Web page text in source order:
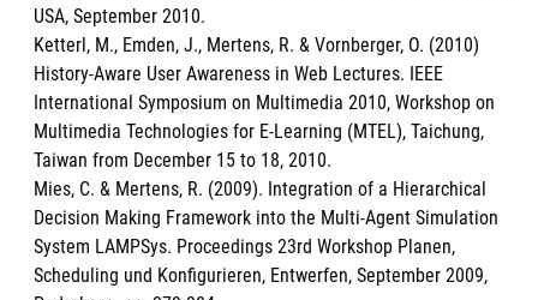
USA, September 2010.
Ketterl, M., Emden, J., Mertens, R. & Vornberger, O. (2010)
History-Aware User Awareness in Web Lectures. IEEE
International Symposium on Multimedia 2010, Workshop on
Multimedia Technologies for E-Learning (MTEL), Taichung,
Taiwan from December 15 to 18, 2010.
Mies, C. & Mertens, R. (2009). Integration of a Hierarchical
Decision Making Framework into the Multi-Agent Simulation
System LAMPSys. Proceedings 23rd Workshop Planen,
Scheduling und Konfigurieren, Entwerfen, September 2009,